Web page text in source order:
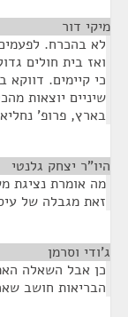
מיקי דור
לא בהכרח.
ואז בית חולים
כי קיימים. דווקא
שיניים יוצאות
בארץ, פרופ'
היו"ר יצחק גלנטי
מה אומרת נציגת
זאת מגבלה של
ג'ודי וסרמן
כן אבל השאלה
הבריאות חושב